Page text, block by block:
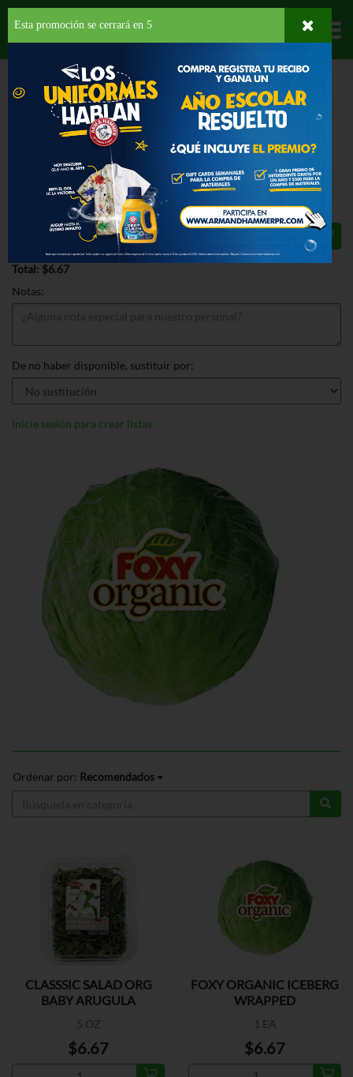
Departamentos
FRUTAS Y VEGETALES VEGETALES LECHUGA
FOXY ORGANIC
ICEBERG WRAPPED
FOXY ORGANIC ICEBERG WRAPPED
$6.67
Total: $6.67
Notas:
De no haber disponible, sustituir por:
Inicie sesión para crear listas
Ordenar por: Recomendados
CLASSSIC SALAD ORG
BABY ARUGULA
5 OZ
$6.67
FOXY ORGANIC ICEBERG
WRAPPED
1 EA
$6.67
Esta promoción se cerrará en 5